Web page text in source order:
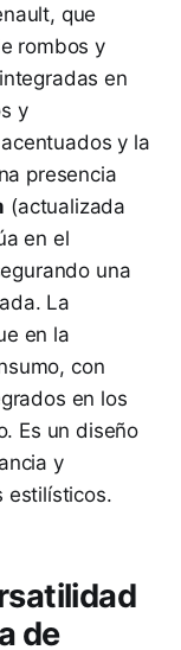
que
rombos y
en
y
y la
presencia
(actualizada
en el
una
La
en la
con
en los
Es un diseño
y
estilísticos.
de